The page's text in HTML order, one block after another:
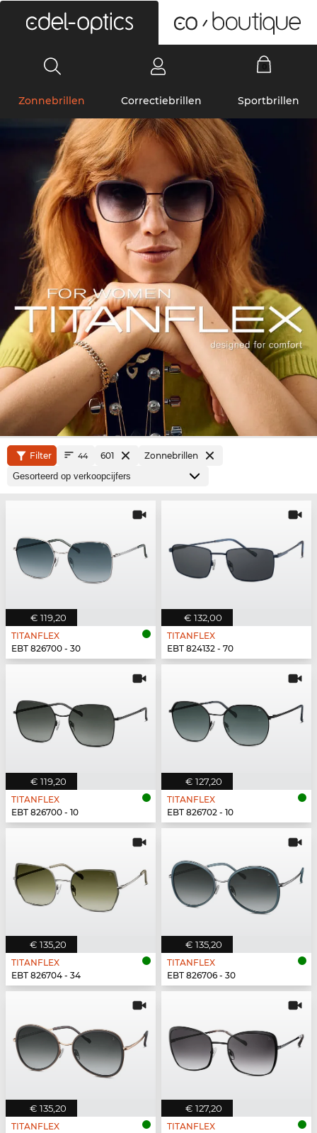
Zonnebrillen Correctiebrillen Sportbrillen
Filter 44 601 Zonnebrillen
€ 119,20
TITANFLEX
EBT 826700 - 30
€ 132,00
TITANFLEX
EBT 824132 - 70
€ 119,20
TITANFLEX
EBT 826700 - 10
€ 127,20
TITANFLEX
EBT 826702 - 10
€ 135,20
TITANFLEX
EBT 826704 - 34
€ 135,20
TITANFLEX
EBT 826706 - 30
€ 135,20
TITANFLEX
€ 127,20
TITANFLEX